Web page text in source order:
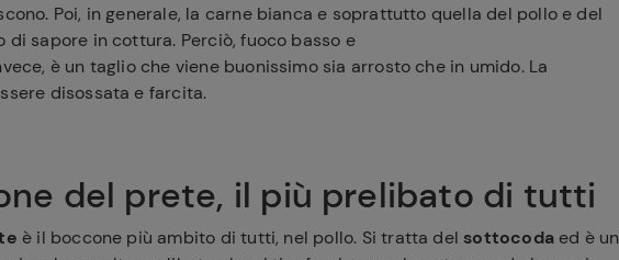
Poi, in generale, la carne bianca e soprattutto quella del pollo e del
di sapore in cottura. Perciò, fuoco basso e
è un taglio che viene buonissimo sia arrosto che in umido. La
disossata e farcita.
del prete, il più prelibato di tutti
è il boccone più ambito di tutti, nel pollo. Si tratta del sottocodaed è un